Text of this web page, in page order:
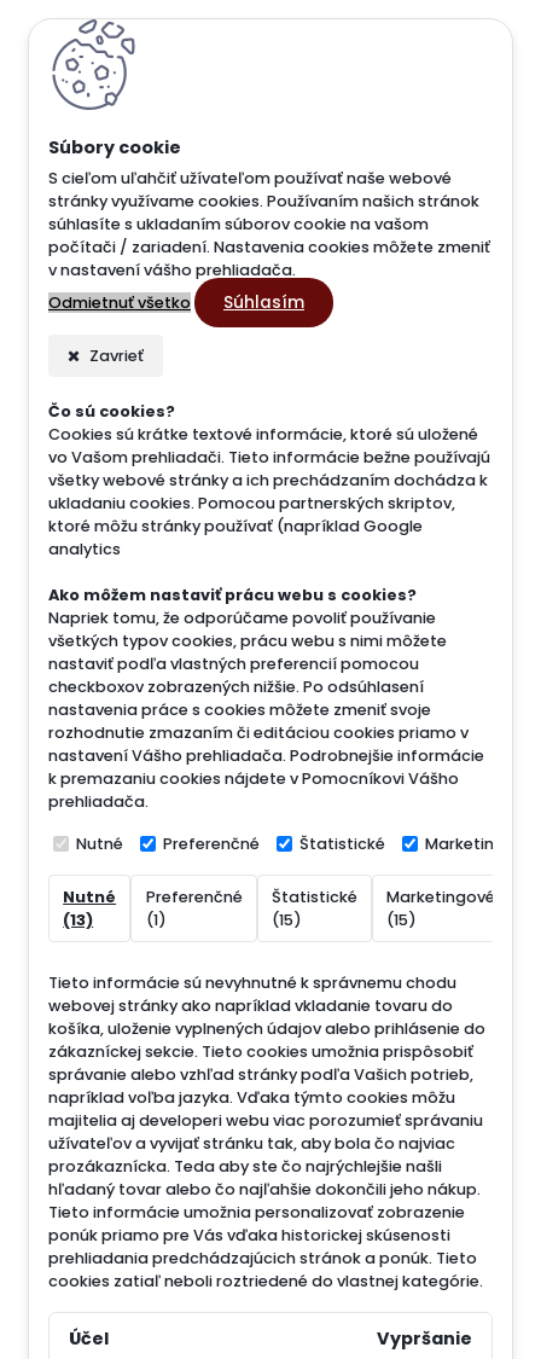
S cieľom uľahčiť užívateľom používať naše webové
stránky využívame cookies. Používaním našich stránok
súhlasíte s ukladaním súborov cookie na vašom
počítači / zariadení. Nastavenia cookies môžete zmeniť
v nastavení vášho prehliadača.
Odmietnuť všetko
Súhlasím
Zavrieť
Čo sú cookies?
Cookies sú krátke textové informácie, ktoré sú uložené
vo Vašom prehliadači. Tieto informácie bežne používajú
všetky webové stránky a ich prechádzaním dochádza k
ukladaniu cookies. Pomocou partnerských skriptov,
ktoré môžu stránky používať (napríklad Google
analytics
Ako môžem nastaviť prácu webu s cookies?
Napriek tomu, že odporúčame povoliť používanie
všetkých typov cookies, prácu webu s nimi môžete
nastaviť podľa vlastných preferencií pomocou
checkboxov zobrazených nižšie. Po odsúhlasení
nastavenia práce s cookies môžete zmeniť svoje
rozhodnutie zmazaním či editáciou cookies priamo v
nastavení Vášho prehliadača. Podrobnejšie informácie
k premazaniu cookies nájdete v Pomocníkovi Vášho
prehliadača.
Nutné Preferenčné Štatistické Marketingové
Nutné
(13)
Preferenčné
(1)
Štatistické
(15)
Marketingové
(15)
Tieto informácie sú nevyhnutné k správnemu chodu
webovej stránky ako napríklad vkladanie tovaru do
košíka, uloženie vyplnených údajov alebo prihlásenie do
zákazníckej sekcie. Tieto cookies umožnia prispôsobiť
správanie alebo vzhľad stránky podľa Vašich potrieb,
napríklad voľba jazyka. Vďaka týmto cookies môžu
majitelia aj developeri webu viac porozumieť správaniu
užívateľov a vyvijať stránku tak, aby bola čo najviac
prozákaznícka. Teda aby ste čo najrýchlejšie našli
hľadaný tovar alebo čo najľahšie dokončili jeho nákup.
Tieto informácie umožnia personalizovať zobrazenie
ponúk priamo pre Vás vďaka historickej skúsenosti
prehliadania predchádzajúcich stránok a ponúk. Tieto
cookies zatiaľ neboli roztriedené do vlastnej kategórie.
Účel Vypršanie